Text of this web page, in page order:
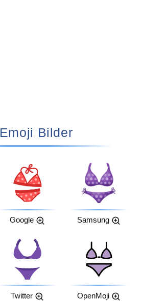
👙 Emoji Bilder
Google Samsung
Twitter OpenMoji